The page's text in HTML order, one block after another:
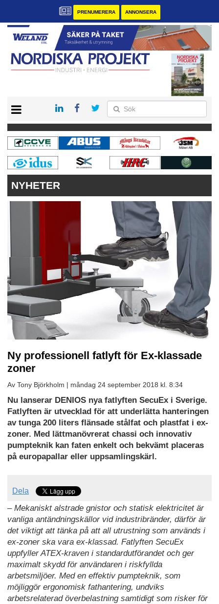
PRENUMERERA ANNONSERA
KONTAKT
VÅRA ANDRA MAGASIN
PRENUMERERA
ANNONSERA
NYHETER
Ny professionell fatlyft för Ex-klassade
zoner
Av Tony Björkholm | måndag 24 september 2018 kl. 8:34
Nu lanserar DENIOS nya fatlyften SecuEx i Sverige.
Fatlyften är utvecklad för att underlätta hanteringen
av tunga 200 liters flänsade stålfat och plastfat i ex-
zoner. Med lättmanövrerat chassi och innovativ
pumpteknik kan faten enkelt och bekvämt placeras
på europapallar eller uppsamlingskärl.
Dela
– Mekaniskt alstrade gnistor och statisk elektricitet är
vanliga antändningskällor vid industribränder, därför är
det viktigt att tänka på att all utrustning som används i
ex-zoner ska vara ex-klassad. Fatlyften SecuEx
uppfyller ATEX-kraven i standardutförandet och ger
maximalt skydd för användaren i riskfyllda
arbetsmiljöer. Med en effektiv pumpteknik, som
möjliggör ergonomisk fathantering, undviks
arbetsrelaterad överbelastning samtidigt som risker för